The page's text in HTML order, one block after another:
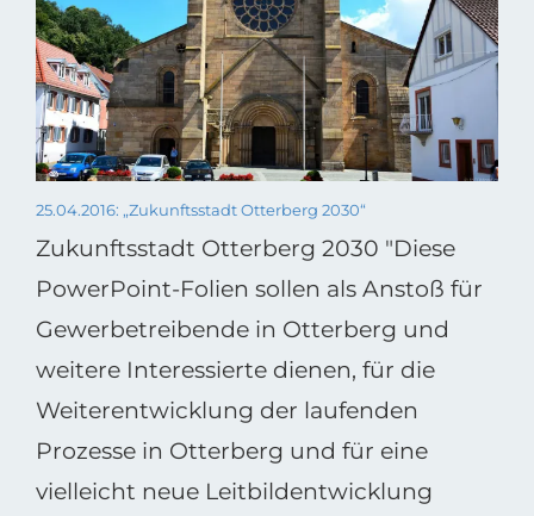
25.04.2016: „Zukunftsstadt Otterberg 2030“
Zukunftsstadt Otterberg 2030 "Diese
PowerPoint-Folien sollen als Anstoß für
Gewerbetreibende in Otterberg und
weitere Interessierte dienen, für die
Weiterentwicklung der laufenden
Prozesse in Otterberg und für eine
vielleicht neue Leitbildentwicklung